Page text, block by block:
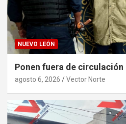
NUEVO LEÓN
Ponen fuera de
agosto 6, 2026 Vector Norte